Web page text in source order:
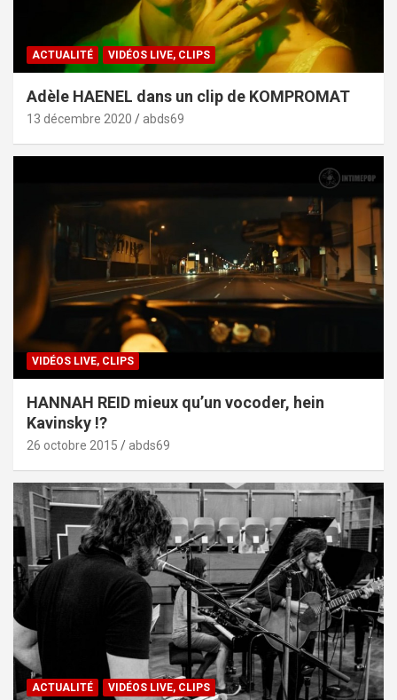
ACTUALITÉ VIDÉOS LIVE, CLIPS
Adèle HAENEL dans un clip de KOMPROMAT
13 décembre 2020 abds69
VIDÉOS LIVE, CLIPS
HANNAH REID mieux qu’un vocoder, hein
Kavinsky !?
26 octobre 2015 abds69
ACTUALITÉ VIDÉOS LIVE, CLIPS